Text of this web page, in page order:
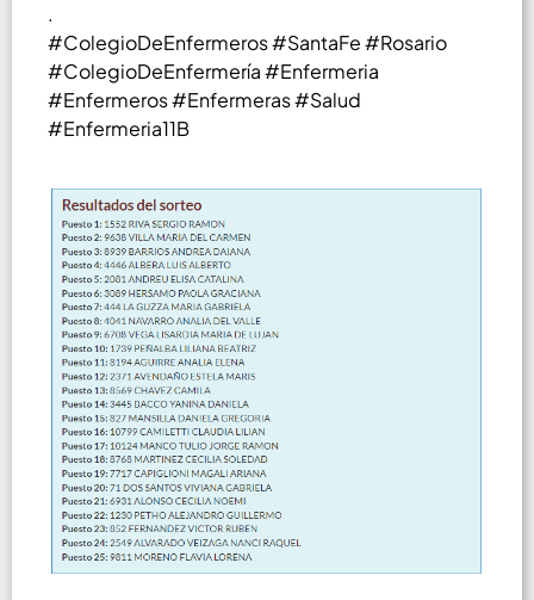
.
#ColegioDeEnfermeros #SantaFe #Rosario
#ColegioDeEnfermería #Enfermeria
#Enfermeros #Enfermeras #Salud
#Enfermeria11B